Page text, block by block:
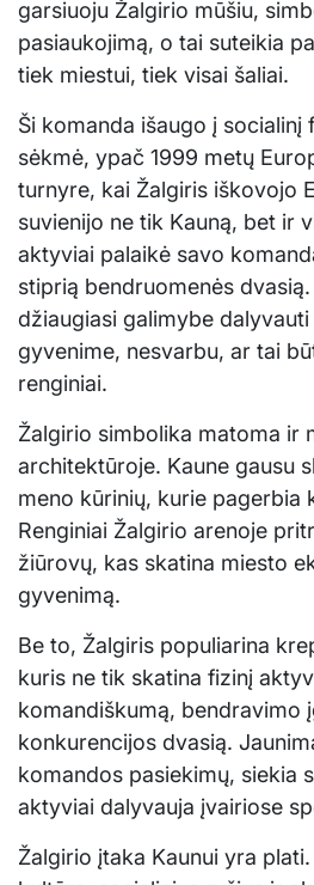
garsiuoju Žalgirio mūšiu,
pasiaukojimą, o tai suteikia
tiek miestui, tiek visai šaliai.
Ši komanda išaugo į socialinį
sėkmė, ypač 1999 metų
turnyre, kai Žalgiris iškovojo
suvienijo ne tik Kauną, bet ir
aktyviai palaikė savo
stiprią bendruomenės
džiaugiasi galimybe
gyvenime, nesvarbu, ar tai
renginiai.
Žalgirio simbolika matoma ir
architektūroje. Kaune gausu
meno kūrinių, kurie pagerbia
Renginiai Žalgirio arenoje
žiūrovų, kas skatina miesto
gyvenimą.
Be to, Žalgiris populiarina
kuris ne tik skatina fizinį
komandiškumą, bendravimo
konkurencijos dvasią.
komandos pasiekimų, siekia
aktyviai dalyvauja įvairiose
Žalgirio įtaka Kaunui yra